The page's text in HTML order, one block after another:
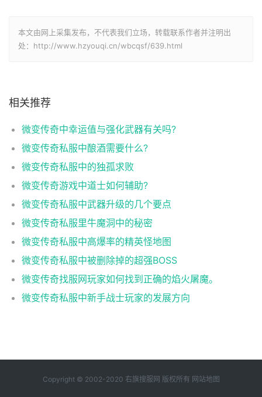
本文由网上采集发布，不代表我们立场，转载联系作者并注明出
处：http://www.hzyouqi.cn/wbcqsf/639.html
相关推荐
微变传奇中幸运值与强化武器有关吗?
微变传奇私服中酿酒需要什么?
微变传奇私服中的独孤求败
微变传奇游戏中道士如何辅助?
微变传奇私服中武器升级的几个要点
微变传奇私服里牛魔洞中的秘密
微变传奇私服中高爆率的精英怪地图
微变传奇私服中被删除掉的超强BOSS
微变传奇找服网玩家如何找到正确的焰火屠魔。
微变传奇私服中新手战士玩家的发展方向
Copyright © 2002-2020 右旗搜服网 版权所有 网站地图